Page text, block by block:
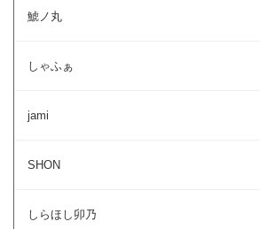
鯱ノ丸
しゃふぁ
jami
SHON
しらほし卯乃